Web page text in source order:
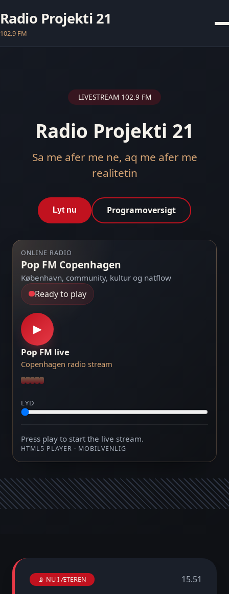
Radio Projekti 21
102.9 FM
LIVESTREAM 102.9 FM
Radio Projekti 21
Sa me afer me ne, aq me afer me
realitetin
Lyt nu Programoversigt
ONLINE RADIO
Pop FM Copenhagen
København, community, kultur og natflow
Ready to play
▶
Pop FM live
Copenhagen radio stream
LYD
Press play to start the live stream.
HTML5 PLAYER · MOBILVENLIG
📡 NU I ÆTEREN 15.51